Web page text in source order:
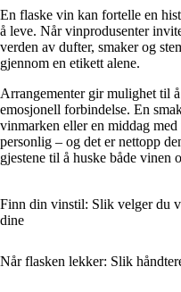
En flaske vin kan fortelle en
å leve. Når vinprodusenter
verden av dufter, smaker og
gjennom en etikett alene.
Arrangementer gir mulighet til å
emosjonell forbindelse. En
vinmarken eller en middag
personlig – og det er nettopp
gjestene til å huske både vinen
Finn din vinstil: Slik velger du
dine
Når flasken lekker: Slik